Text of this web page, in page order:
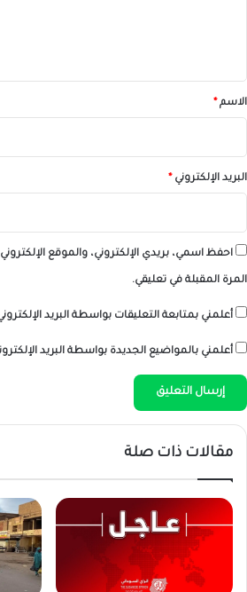
*الاسم *
البريد الإلكتروني *
احفظ اسمي، بريدي الإلكتروني، والموقع
المرة المقبلة في تعليقي.
أعلمني بمتابعة التعليقات بواسطة البريد
أعلمني بالمواضيع الجديدة بواسطة البريد
مقالات ذات صلة